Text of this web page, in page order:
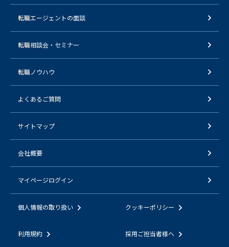
転職エージェントの面談
転職相談会・セミナー
転職ノウハウ
よくあるご質問
サイトマップ
会社概要
マイページログイン
個人情報の取り扱い クッキーポリシー
利用規約 採用ご担当者様へ